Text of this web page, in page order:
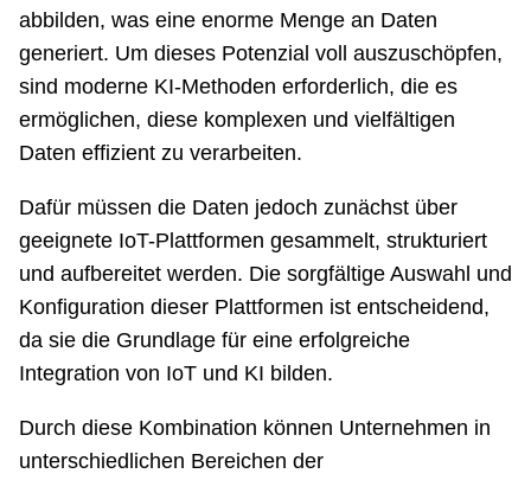
abbilden, was eine enorme Menge an Daten
generiert. Um dieses Potenzial voll auszuschöpfen,
sind moderne KI-Methoden erforderlich, die es
ermöglichen, diese komplexen und vielfältigen
Daten effizient zu verarbeiten.
Dafür müssen die Daten jedoch zunächst über
geeignete IoT-Plattformen gesammelt, strukturiert
und aufbereitet werden. Die sorgfältige Auswahl und
Konfiguration dieser Plattformen ist entscheidend,
da sie die Grundlage für eine erfolgreiche
Integration von IoT und KI bilden.
Durch diese Kombination können Unternehmen in
unterschiedlichen Bereichen der